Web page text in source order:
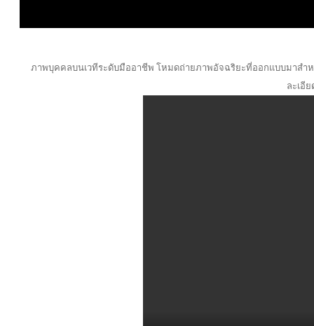
ภาพบุคคลบนเวทีระดับมืออาชีพ โหมดถ่ายภาพอัจฉริยะที่ออกแบบมาสำ
ละเอี